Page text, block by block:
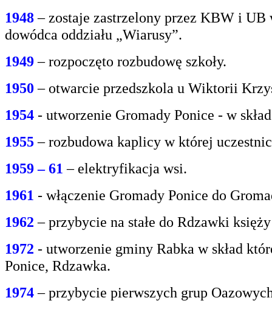
1948– zostaje zastrzelony przez KBW i
dowódca oddziału „Wiarusy”.
1949 – rozpoczęto rozbudowę szkoły.
1950 – otwarcie przedszkola u Wiktorii
1954 - utworzenie Gromady Ponice - w
1955 – rozbudowa kaplicy w której
1959 – 61 – elektryfikacja wsi.
1961 - włączenie Gromady Ponice do
1962 – przybycie na stałe do Rdzawki
1972 - utworzenie gminy Rabka w skład
Ponice, Rdzawka.
1974 – przybycie pierwszych grup